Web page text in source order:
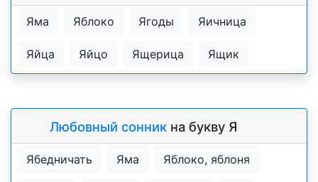
Яма Яблоко Ягоды Яичница
Яйца Яйцо Ящерица Ящик
Любовный сонникна букву Я
Ябедничать Яма Яблоко, яблоня